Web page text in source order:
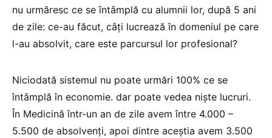
nu urmăresc ce se întâmplă cu alumnii lor, după 5 ani
de zile: ce-au făcut, câţi lucrează în domeniul pe care
l-au absolvit, care este parcursul lor profesional?
Niciodată sistemul nu poate urmări 100% ce se
întâmplă în economie. dar poate vedea niște lucruri.
În Medicină într-un an de zile avem între 4.000 –
5.500 de absolvenți, apoi dintre aceștia avem 3.500